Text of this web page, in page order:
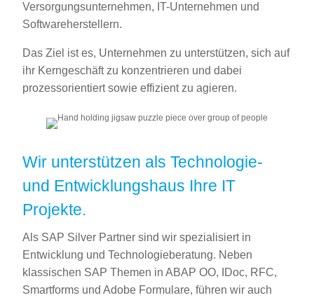
Versorgungsunternehmen, IT-Unternehmen und
Softwareherstellern.
Das Ziel ist es, Unternehmen zu unterstützen, sich auf
ihr Kerngeschäft zu konzentrieren und dabei
prozessorientiert sowie effizient zu agieren.
Wir unterstützen als Technologie-
und Entwicklungshaus Ihre IT
Projekte.
Als SAP Silver Partner sind wir spezialisiert in
Entwicklung und Technologieberatung. Neben
klassischen SAP Themen in ABAP OO, IDoc, RFC,
Smartforms und Adobe Formulare, führen wir auch